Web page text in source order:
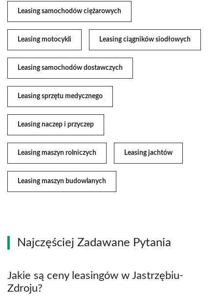
Leasing samochodów ciężarowych
Leasing motocykli Leasing ciągników siodłowych
Leasing samochodów dostawczych
Leasing sprzętu medycznego
Leasing naczep i przyczep
Leasing maszyn rolniczych Leasing jachtów
Leasing maszyn budowlanych
Najczęściej Zadawane Pytania
Jakie są ceny leasingów w Jastrzębiu-
Zdroju?